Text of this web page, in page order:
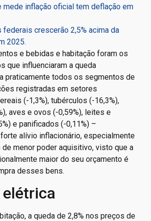
mede inflação oficial tem deflação em
federais crescerão 2,5% acima da
2025.
e bebidas e habitação foram os
que influenciaram a queda
praticamente todos os segmentos de
registradas em setores
(-1,3%), tubérculos (-16,3%),
aves e ovos (-0,59%), leites e
e panificados (-0,11%) –
alívio inflacionário, especialmente
menor poder aquisitivo, visto que a
maior do seu orçamento é
desses bens.
elétrica
a queda de 2,8% nos preços de